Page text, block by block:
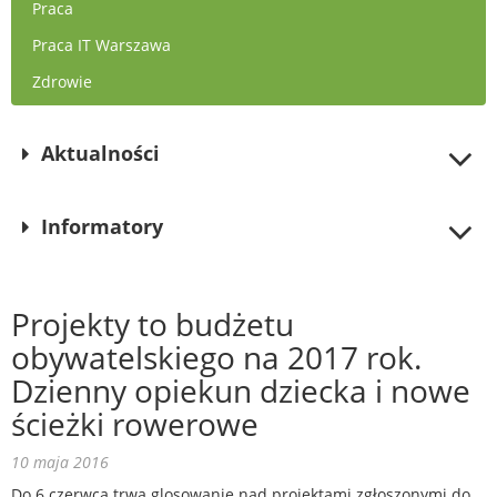
Praca
Praca IT Warszawa
Zdrowie
Aktualności
Informatory
Projekty to budżetu
obywatelskiego na 2017 rok.
Dzienny opiekun dziecka i nowe
ścieżki rowerowe
10 maja 2016